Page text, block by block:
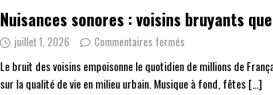
Nuisances sonores : voisins bruyants
juillet 1, 2026 Commentaires fermés
Le bruit des voisins empoisonne le quotidien de millions de
sur la qualité de vie en milieu urbain. Musique à fond, fêtes[…]